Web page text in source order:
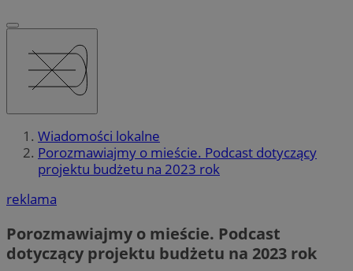
Wiadomości lokalne
Porozmawiajmy o mieście. Podcast dotyczący
projektu budżetu na 2023 rok
reklama
Porozmawiajmy o mieście. Podcast
dotyczący projektu budżetu na 2023 rok